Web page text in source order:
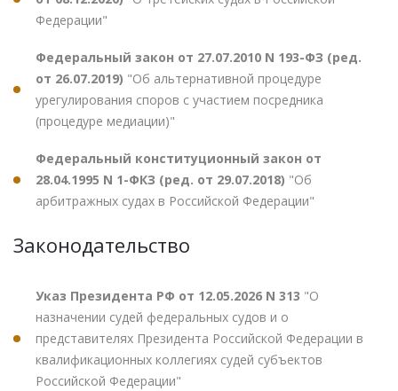
Федерации"
Федеральный закон от 27.07.2010 N 193-ФЗ (ред.
от 26.07.2019) "Об альтернативной процедуре
урегулирования споров с участием посредника
(процедуре медиации)"
Федеральный конституционный закон от
28.04.1995 N 1-ФКЗ (ред. от 29.07.2018) "Об
арбитражных судах в Российской Федерации"
Законодательство
Указ Президента РФ от 12.05.2026 N 313 "О
назначении судей федеральных судов и о
представителях Президента Российской Федерации в
квалификационных коллегиях судей субъектов
Российской Федерации"